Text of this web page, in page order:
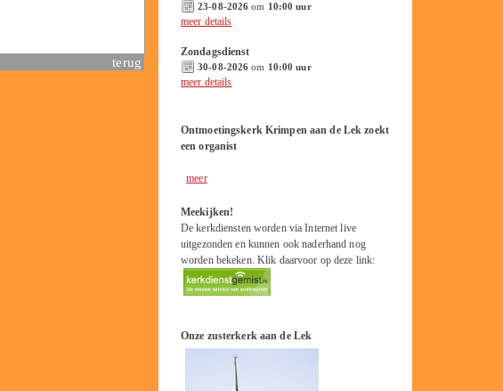
terug
23-08-2026 om 10:00 uur
meer details
Zondagsdienst
30-08-2026 om 10:00 uur
meer details
Ontmoetingskerk Krimpen aan de Lek zoekt
een organist
meer
Meekijken!
De kerkdiensten worden via Internet live
uitgezonden en kunnen ook naderhand nog
worden bekeken. Klik daarvoor op deze link:
Onze zusterkerk aan de Lek